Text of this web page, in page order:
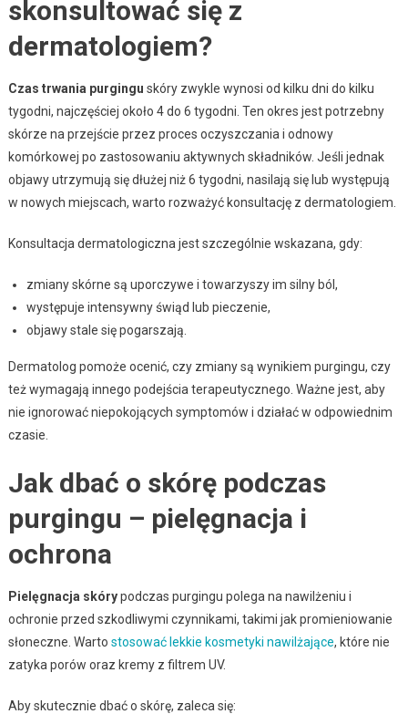
skonsultować się z
dermatologiem?
Czas trwania purgingu skóry zwykle wynosi od kilku dni do kilku
tygodni, najczęściej około 4 do 6 tygodni. Ten okres jest potrzebny
skórze na przejście przez proces oczyszczania i odnowy
komórkowej po zastosowaniu aktywnych składników. Jeśli jednak
objawy utrzymują się dłużej niż 6 tygodni, nasilają się lub występują
w nowych miejscach, warto rozważyć konsultację z dermatologiem.
Konsultacja dermatologiczna jest szczególnie wskazana, gdy:
zmiany skórne są uporczywe i towarzyszy im silny ból,
występuje intensywny świąd lub pieczenie,
objawy stale się pogarszają.
Dermatolog pomoże ocenić, czy zmiany są wynikiem purgingu, czy
też wymagają innego podejścia terapeutycznego. Ważne jest, aby
nie ignorować niepokojących symptomów i działać w odpowiednim
czasie.
Jak dbać o skórę podczas
purgingu – pielęgnacja i
ochrona
Pielęgnacja skórypodczas purgingu polega na nawilżeniu i
ochronie przed szkodliwymi czynnikami, takimi jak promieniowanie
słoneczne. Warto stosować lekkie kosmetyki nawilżające, które nie
zatyka porów oraz kremy z filtrem UV.
Aby skutecznie dbać o skórę, zaleca się: